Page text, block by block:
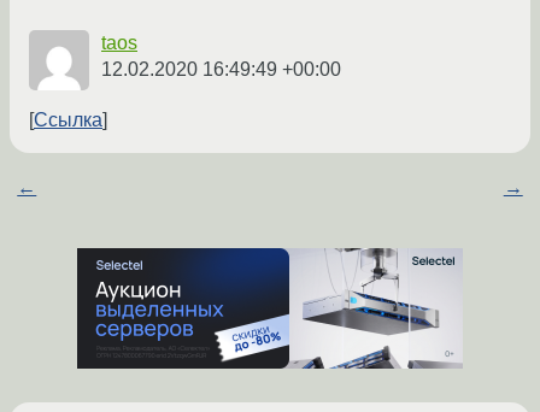
taos
12.02.2020 16:49:49 +00:00
Ссылка
← →